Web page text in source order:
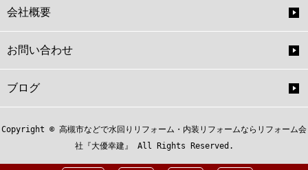
会社概要
お問い合わせ
ブログ
Copyright © 高槻市などで水回りリフォーム・内装リフォームならリフォーム会
社『大優幸建』 All Rights Reserved.